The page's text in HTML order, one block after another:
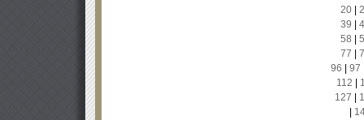
20|
39
58
77
96
97
112
127